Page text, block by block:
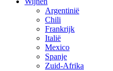
Argentinië
Chili
Frankrijk
Italië
Mexico
Spanje
Zuid-Afrika